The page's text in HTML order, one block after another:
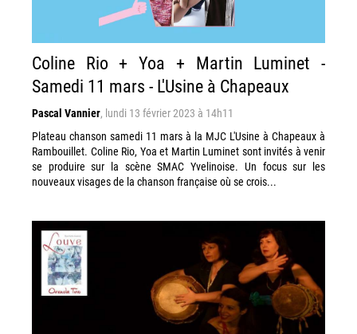
Coline Rio + Yoa + Martin Luminet -
Samedi 11 mars - L'Usine à Chapeaux
Pascal Vannier, lundi 13 février 2023 à 14h11
Plateau chanson samedi 11 mars à la MJC L'Usine à Chapeaux à
Rambouillet. Coline Rio, Yoa et Martin Luminet sont invités à venir
se produire sur la scène SMAC Yvelinoise. Un focus sur les
nouveaux visages de la chanson française où se crois...